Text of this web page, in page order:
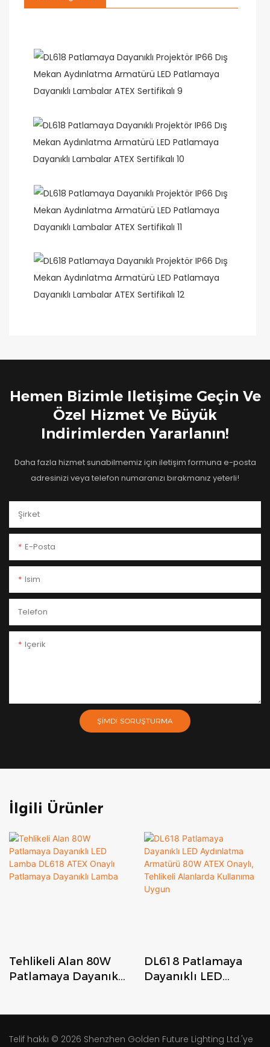
Hemen Bizimle Iletişime Geçin Ve
Özel Hizmet Ve Büyük
Indirimlerden Yararlanın!
Daha fazla hizmet sunabilmemiz için iletişim formuna e-posta
adresinizi veya telefon numaranızı bırakmanız yeterli!
Şirket
E-Posta
Isim
Telefon
Içerik
ŞIMDI SORUŞTURMA
İlgili Ürünler
Tehlikeli Alan 80W
Patlamaya Dayanıklı
Lamba
DL618 Patlamaya
Dayanıklı LED
Alanlarda Kullanıma
Telif hakkı © 2026 Shenzhen Golden Future Lighting Ltd.'ye